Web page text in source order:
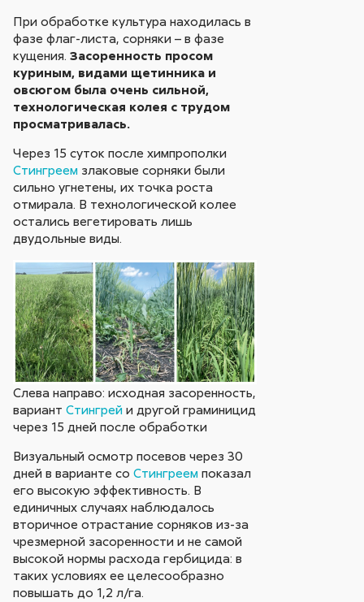
При обработке культура находилась в
фазе флаг-листа, сорняки – в фазе
кущения.Засоренность просом
куриным, видами щетинника и
овсюгом была очень сильной,
технологическая колея с трудом
просматривалась.
Через 15 суток после химпрополки
Стингреем злаковые сорняки были
сильно угнетены, их точка роста
отмирала. В технологической колее
остались вегетировать лишь
двудольные виды.
Слева направо: исходная засоренность,
вариантСтингрей и другой граминицид
через 15 дней после обработки
Визуальный осмотр посевов через 30
дней в варианте соСтингреем показал
его высокую эффективность. В
единичных случаях наблюдалось
вторичное отрастание сорняков из-за
чрезмерной засоренности и не самой
высокой нормы расхода гербицида: в
таких условиях ее целесообразно
повышать до 1,2 л/га.